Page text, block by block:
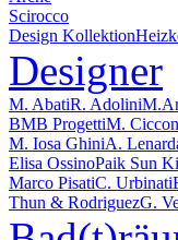
Scirocco
Design Kollektion
Designer
M. AbatiR. Adolini
BMB ProgettiM.
M. Iosa GhiniA.
Elisa OssinoPaik Sun
Marco PisatiC. Urbinati
Thun & RodriguezG.